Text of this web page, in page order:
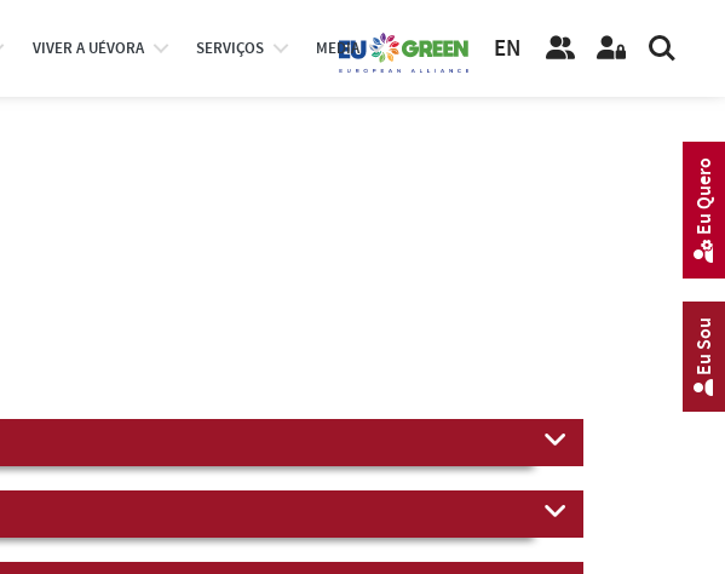
VIVER A UÉVORA SERVIÇOS MEDIA EN
Eu Sou
Eu Quero